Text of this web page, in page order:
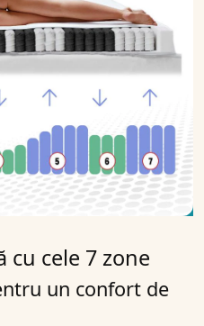
cu cele 7 zone
un confort de